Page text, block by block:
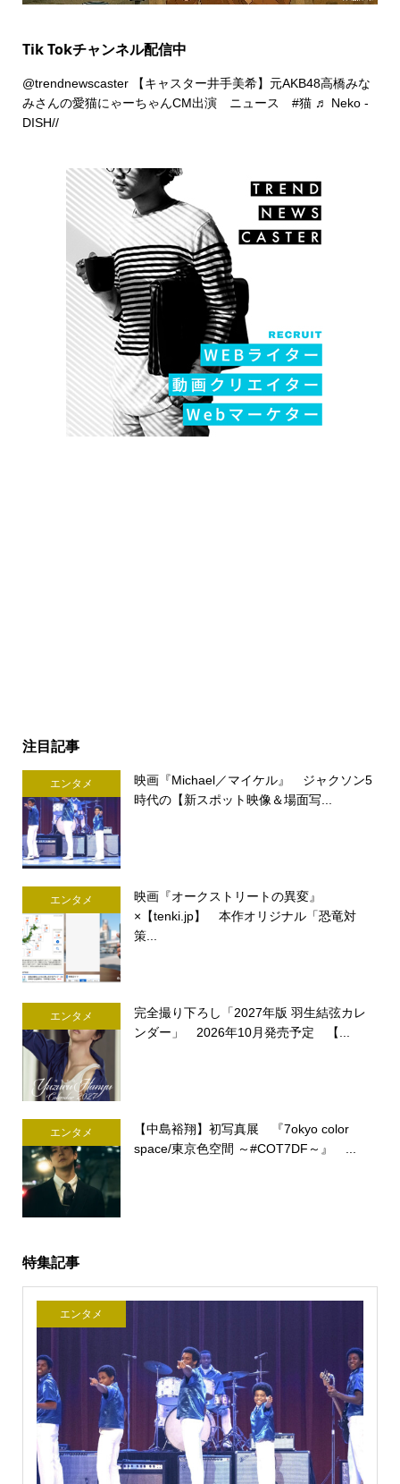
Tik Tokチャンネル配信中
@trendnewscaster【キャスター井手美希】元AKB48高橋みな
みさんの愛猫にゃーちゃんCM出演 ニュース #猫 ♬ Neko -
DISH//
注目記事
エンタメ
映画『Michael／マイケル』 ジャクソン5
時代の【新スポット映像＆場面写...
エンタメ
映画『オークストリートの異変』
×【tenki.jp】 本作オリジナル「恐竜対
策...
エンタメ
完全撮り下ろし「2027年版 羽生結弦カレ
ンダー」 2026年10月発売予定 【...
エンタメ
【中島裕翔】初写真展 『7okyo color
space/東京色空間 ～#COT7DF～』 ...
特集記事
エンタメ